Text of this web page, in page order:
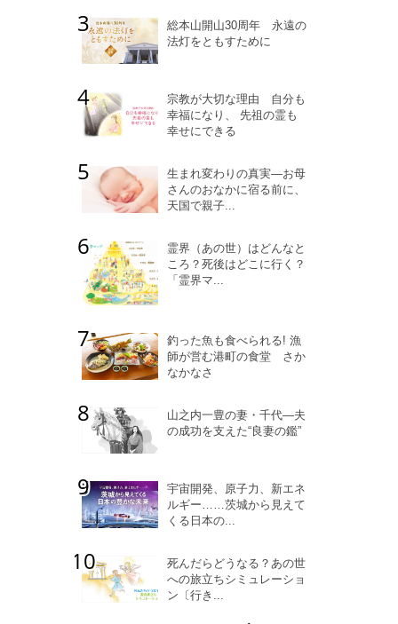
総本山開山30周年 永遠の
法灯をともすために
宗教が大切な理由 自分も
幸福になり、 先祖の霊も
幸せにできる
生まれ変わりの真実―お母
さんのおなかに宿る前に、
天国で親子...
霊界（あの世）はどんなと
ころ？死後はどこに行く？
「霊界マ...
釣った魚も食べられる! 漁
師が営む港町の食堂 さか
なかなさ
山之内一豊の妻・千代―夫
の成功を支えた“良妻の鑑”
宇宙開発、原子力、新エネ
ルギー……茨城から見えて
くる日本の...
死んだらどうなる？あの世
への旅立ちシミュレーショ
ン〔行き...